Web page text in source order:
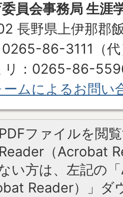
員会事務局 生涯
長野県上伊那郡
0265-86-3111（代
リ：0265-86-
ームによるお問い
PDFファイルを閲
Reader（Acrobat
い方は、左記の
Reader）」ダ